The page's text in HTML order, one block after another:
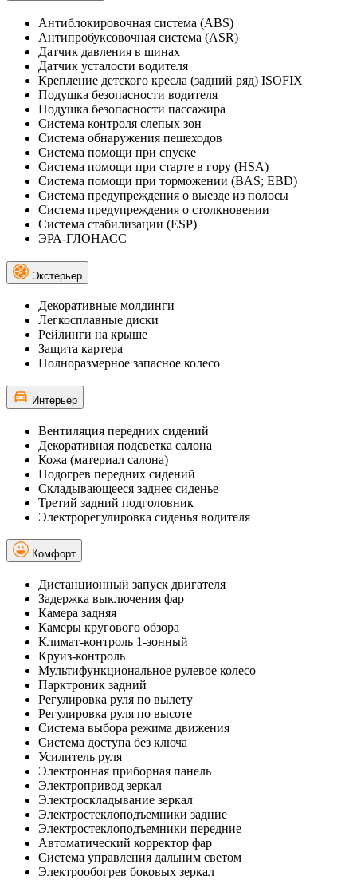
Антиблокировочная система (ABS)
Антипробуксовочная система (ASR)
Датчик давления в шинах
Датчик усталости водителя
Крепление детского кресла (задний ряд) ISOFIX
Подушка безопасности водителя
Подушка безопасности пассажира
Система контроля слепых зон
Система обнаружения пешеходов
Система помощи при спуске
Система помощи при старте в гору (HSA)
Система помощи при торможении (BAS; EBD)
Система предупреждения о выезде из полосы
Система предупреждения о столкновении
Система стабилизации (ESP)
ЭРА-ГЛОНАСС
Экстерьер
Декоративные молдинги
Легкосплавные диски
Рейлинги на крыше
Защита картера
Полноразмерное запасное колесо
Интерьер
Вентиляция передних сидений
Декоративная подсветка салона
Кожа (материал салона)
Подогрев передних сидений
Складывающееся заднее сиденье
Третий задний подголовник
Электрорегулировка сиденья водителя
Комфорт
Дистанционный запуск двигателя
Задержка выключения фар
Камера задняя
Камеры кругового обзора
Климат-контроль 1-зонный
Круиз-контроль
Мультифункциональное рулевое колесо
Парктроник задний
Регулировка руля по вылету
Регулировка руля по высоте
Система выбора режима движения
Система доступа без ключа
Усилитель руля
Электронная приборная панель
Электропривод зеркал
Электроскладывание зеркал
Электростеклоподъемники задние
Электростеклоподъемники передние
Автоматический корректор фар
Система управления дальним светом
Электрообогрев боковых зеркал